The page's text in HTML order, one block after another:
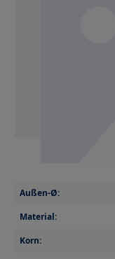
Außen-Ø:
Material:
Korn: